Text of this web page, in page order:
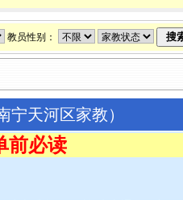
教员性别：
宁天河区家教）
前必读